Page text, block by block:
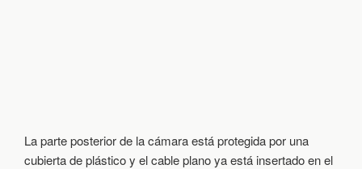
La parte posterior de la cámara está protegida por una
cubierta de plástico y el cable plano ya está insertado en el